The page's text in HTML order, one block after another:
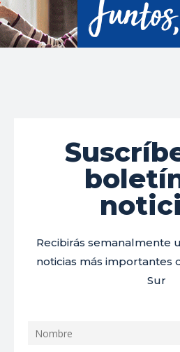
Recibirás semanalmente
noticias más importantes
Sur